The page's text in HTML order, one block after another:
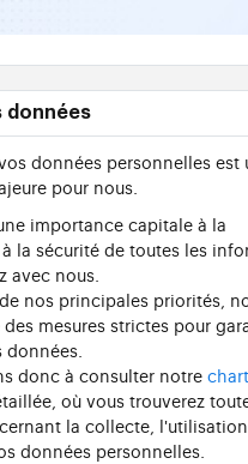
données
données personnelles est
pour nous.
importance capitale à la
la sécurité de toutes les
avec nous.
nos principales priorités,
mesures strictes pour
donc à consulter notre
où vous trouverez
la collecte,
données personnelles.